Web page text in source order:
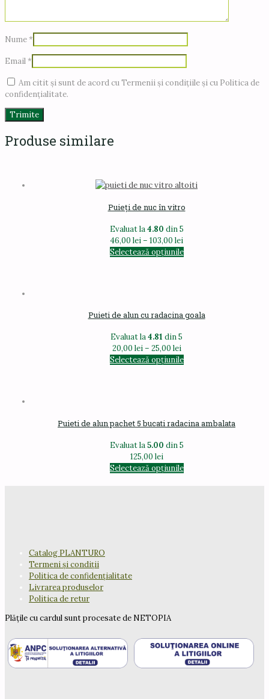
Nume*
Email*
Am citit și sunt de acord cu Termenii și condițiile și cu Politica de
confidențialitate.
Produse similare
Puieți de nuc în vitro
Evaluat la4.80 din 5
46,00 lei– 103,00 lei
de
Selectează opțiunileAcest
Opțiunile
alese
în
Puieti de alun cu radacina goala
Evaluat la4.81 din 5
20,00 lei – 25,00 leiInterval
de
Selectează opțiunileAcest
Opțiunile
fi
alese
în
Puieti de alun pachet 5 bucati radacina ambalata
Evaluat la5.00 din 5
125,00 lei
Selectează opțiunileAcest
Catalog PLANTURO
Termeni și condiții
Politica de confidențialitate
Livrarea produselor
Politica de retur
Plățile cu cardul sunt procesate de NETOPIA